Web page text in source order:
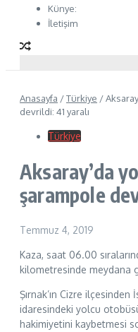
Künye:
İletişim
Anasayfa /Türkiye /
devrildi: 41 yaralı
Türkiye
Aksaray’da
şarampole
Temmuz 4, 2019
Kaza, saat 06.00
kilometresinde meydana
Şırnak’ın Cizre
idaresindeki yolcu
hakimiyetini kaybetmesi